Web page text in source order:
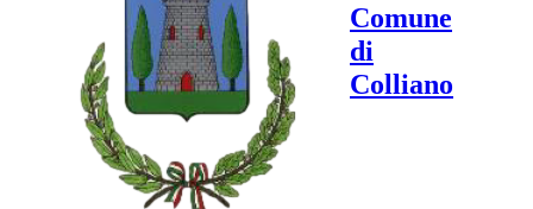
Comune
di
Colliano